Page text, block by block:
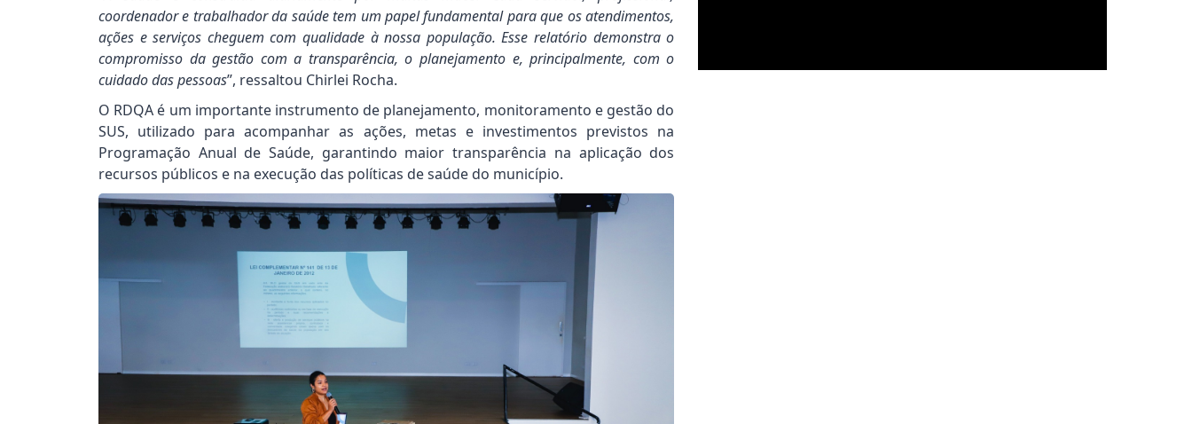
coordenador e trabalhador da saúde tem um papel fundamental para que os atendimentos,
ações e serviços cheguem com qualidade à nossa população. Esse relatório demonstra o
compromisso da gestão com a transparência, o planejamento e, principalmente, com o
cuidado das pessoas”, ressaltou Chirlei Rocha.
O RDQA é um importante instrumento de planejamento, monitoramento e gestão do
SUS, utilizado para acompanhar as ações, metas e investimentos previstos na
Programação Anual de Saúde, garantindo maior transparência na aplicação dos
recursos públicos e na execução das políticas de saúde do município.